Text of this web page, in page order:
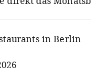
in Berlin